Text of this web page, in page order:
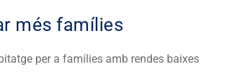
més famílies
per a famílies amb rendes baixes